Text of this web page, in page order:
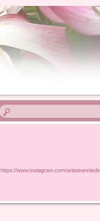
https://www.instagram.com/